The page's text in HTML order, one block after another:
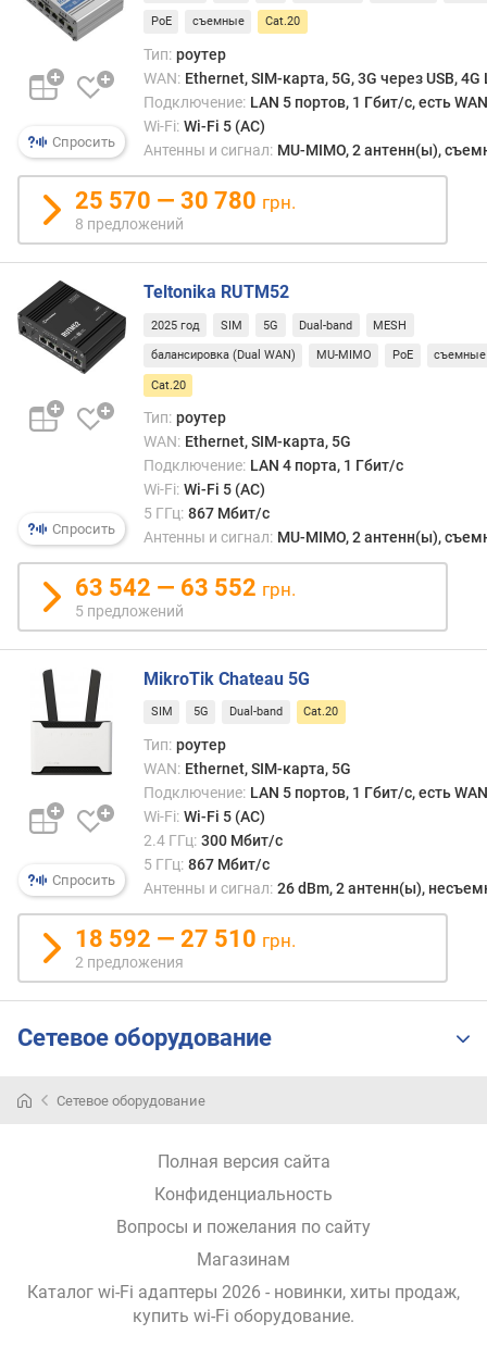
д
о
о
г
х
е
е
в
ы
м
о
о
а
п
д
а
т
е
а
в
е
н
и
я
п
к
и
р
Спросить
PoE съемные Cat.20
Тип: роутер
WAN: Ethernet, SIM-карта, 5G, 3G через USB, 4G
Подключение: LAN 5 портов, 1 Гбит/с, есть
Wi-Fi: Wi-Fi 5 (AC)
Антенны и сигнал: MU-MIMO, 2 антенн(ы),
25 570 — 30 780 грн.
8 предложений
Спросить
Teltonika RUTM52
2025 год SIM 5G Dual-band MESH
балансировка (Dual WAN) MU-MIMO PoE съемные
Cat.20
Тип: роутер
WAN: Ethernet, SIM-карта, 5G
Подключение: LAN 4 порта, 1 Гбит/с
Wi-Fi: Wi-Fi 5 (AC)
5 ГГц: 867 Мбит/с
Антенны и сигнал: MU-MIMO, 2 антенн(ы),
63 542 — 63 552 грн.
5 предложений
Спросить
MikroTik Chateau 5G
SIM 5G Dual-band Cat.20
Тип: роутер
WAN: Ethernet, SIM-карта, 5G
Подключение: LAN 5 портов, 1 Гбит/с, есть
Wi-Fi: Wi-Fi 5 (AC)
2.4 ГГц: 300 Мбит/с
5 ГГц: 867 Мбит/с
Антенны и сигнал: 26 dBm, 2 антенн(ы),
18 592 — 27 510 грн.
2 предложения
Сетевое оборудование
Сетевое оборудование
Полная версия сайта
Конфиденциальность
Вопросы и пожелания по сайту
Магазинам
Каталог wi-Fi адаптеры 2026 - новинки, хиты продаж,
купить wi-Fi оборудование.